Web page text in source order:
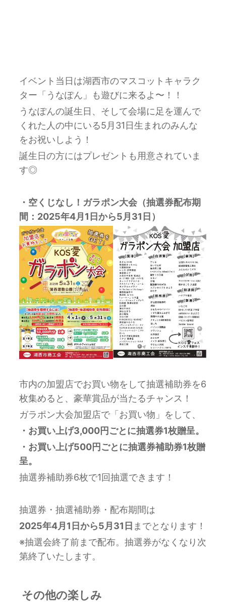
イベント当日は湖西市のマスコットキャラク
ター「うなぽん」も遊びに来るよ〜！！
うなぽんの誕生日、そして会場に足を運んで
くれた人の中にいる5月31日生まれのみんな
をお祝いしよう！
誕生日の方にはプレゼントも用意されていま
す◎
・空くじなし！ガラポン大会（抽選券配布期
間：2025年4月1日から5月31日）
市内の加盟店でお買い物をして抽選補助券を6
枚集めると、豪華賞品が当たるチャンス！
ガラポン大会加盟店で「お買い物」をして、
・お買い上げ3,000円ごとに抽選券1枚贈呈。
・お買い上げ500円ごとに抽選券補助券1枚贈
呈。
抽選券補助券6枚で1回抽選できます！
抽選券・抽選補助券・配布期間は
2025年4月1日から5月31日 までとなります！
※抽選会終了前まで配布。抽選券がなくなり次
第終了いたします。
その他の楽しみ